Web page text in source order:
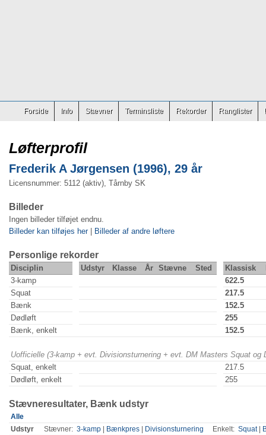
Forside Info Stævner Terminsliste Rekorder Ranglister
Løfterprofil
Frederik A Jørgensen (1996), 29 år
Licensnummer: 5112 (aktiv), Tårnby SK
Billeder
Ingen billeder tilføjet endnu.
Billeder kan tilføjes her| Billeder af andre løftere
Personlige rekorder
Disciplin Udstyr Klasse År Stævne Sted Klassisk
3-kamp
622.5
Squat
217.5
Bænk
152.5
Dødløft
255
Bænk, enkelt
152.5
Uofficielle (3-kamp + evt. Divisionsturnering + evt. DM Masters Squat
Squat, enkelt
217.5
Dødløft, enkelt
255
Stævneresultater, Bænk udstyr
Alle
Udstyr
Stævner: 3-kamp Bænkpres Divisionsturnering Enkelt: Squat|